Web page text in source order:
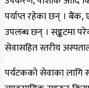
पर्याप्त रहेका छन् । बैंक,
उपलब्ध छन् । सङ्कटमा
सेवासहित स्तरीय
पर्यटकको सेवाका लागि